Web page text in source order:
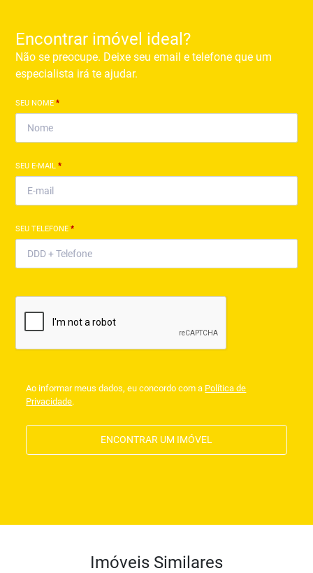
Encontrar imóvel ideal?
Não se preocupe. Deixe seu email e telefone que um
especialista irá te ajudar.
SEU NOME*
SEU E-MAIL*
SEU TELEFONE*
Ao informar meus dados, eu concordo com a Política de
Privacidade.
ENCONTRAR UM IMÓVEL
Imóveis Similares